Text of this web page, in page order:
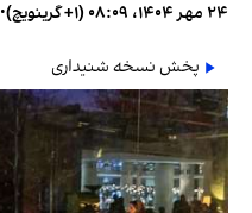
۲۴ مهر ۱۴۰۴، ۰۸:۰۹ (‎+۱ گرینویچ) •
پخش نسخه شنیداری